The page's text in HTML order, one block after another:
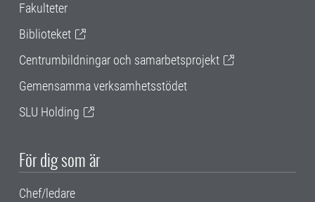
Fakulteter
Biblioteket
Centrumbildningar och samarbetsprojekt
Gemensamma verksamhetsstödet
SLU Holding
För dig som är
Chef/ledare